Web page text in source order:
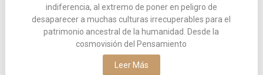
indiferencia, al extremo de poner en peligro de
desaparecer a muchas culturas irrecuperables para el
patrimonio ancestral de la humanidad. Desde la
cosmovisión del Pensamiento
Leer Más